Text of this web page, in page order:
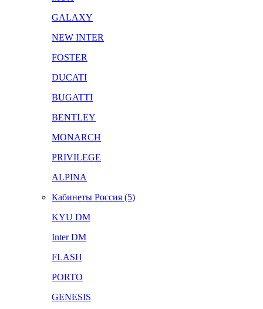
GALAXY
NEW INTER
FOSTER
DUCATI
BUGATTI
BENTLEY
MONARCH
PRIVILEGE
ALPINA
Кабинеты Россия (5)
KYU DM
Inter DM
FLASH
PORTO
GENESIS